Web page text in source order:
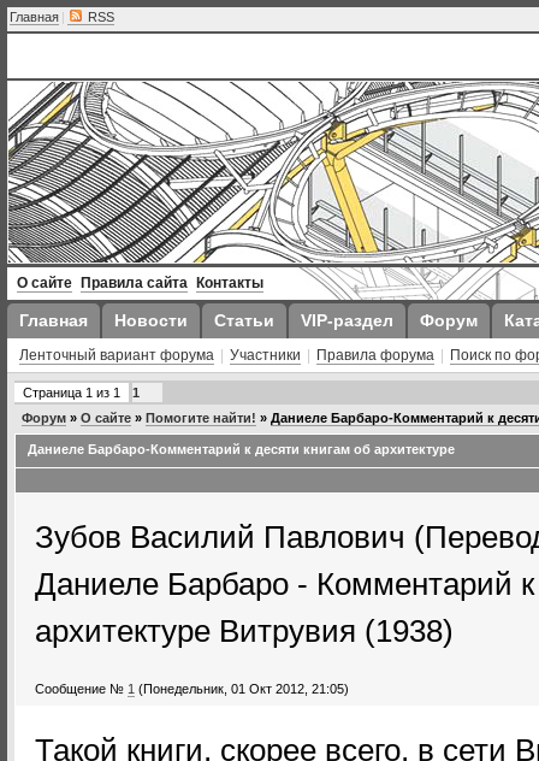
Главная | RSS
О сайте Правила сайта Контакты
Главная Новости Статьи VIP-раздел Форум
Ленточный вариант форума Участники Правила форума Поиск по
Страница 1 из 1
1
Форум » О сайте » Помогите найти! » Даниеле Барбаро-Комментарий к
Даниеле Барбаро-Комментарий к десяти книгам об архитектуре
Зубов Василий Павлович
Даниеле Барбаро - Комментарий к
архитектуре Витрувия (1938)
Сообщение № 1 (Понедельник, 01 Окт 2012, 21:05)
Такой книги, скорее всего, в сети